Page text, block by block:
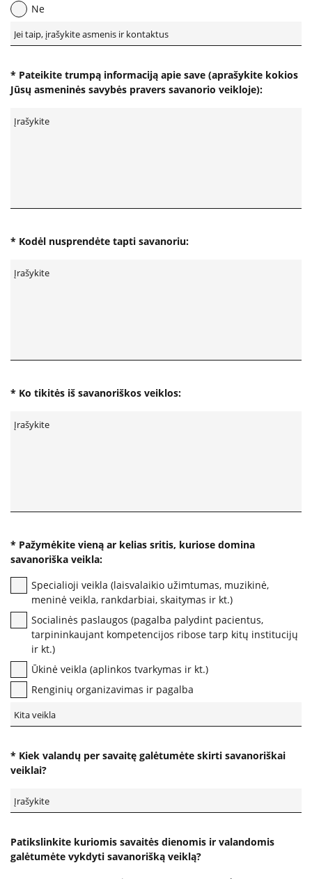
Projektai
Naujienos
Apie paslaugas
Tyrimai
Komisijos ir darbo grupės
Darbo užmokestis
Viešieji pirkimai
Finansinių ataskaitų rinkiniai
Lėšos veiklai viešinti
Interneto svetainės atitikties paraiška
Aukcionai
Korupcijos prevencija
Vadovės kreipimasis
Praneškite apie korupciją
Sąrašas RPLC pareigybių, dėl kurių teikiamas
Korupcijos prevencijos programa
Korupcijos prasireiškimo tikimybė ir rizikos analizė
Ne
* Pateikite trumpą informaciją apie save (aprašykite kokios
Jūsų asmeninės savybės pravers savanorio veikloje):
* Kodėl nusprendėte tapti savanoriu:
* Ko tikitės iš savanoriškos veiklos:
* Pažymėkite vieną ar kelias sritis, kuriose domina
savanoriška veikla:
Specialioji veikla (laisvalaikio užimtumas, muzikinė,
meninė veikla, rankdarbiai, skaitymas ir kt.)
Socialinės paslaugos (pagalba palydint pacientus,
tarpininkaujant kompetencijos ribose tarp kitų institucijų
ir kt.)
Ūkinė veikla (aplinkos tvarkymas ir kt.)
Renginių organizavimas ir pagalba
* Kiek valandų per savaitę galėtumėte skirti savanoriškai
veiklai?
Patikslinkite kuriomis savaitės dienomis ir valandomis
galėtumėte vykdyti savanorišką veiklą?